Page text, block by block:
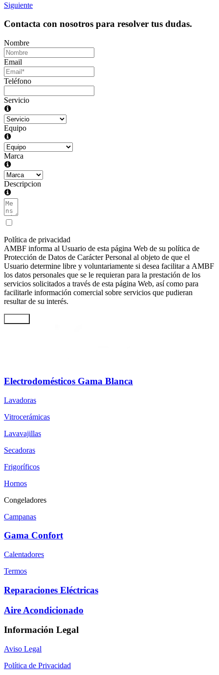
Siguiente
Contacta con nosotros para resolver tus dudas.
Nombre
Email
Teléfono
Servicio
Equipo
Marca
Descripcion
Política de privacidad
AMBF informa al Usuario de esta página Web de su política de
Protección de Datos de Carácter Personal al objeto de que el
Usuario determine libre y voluntariamente si desea facilitar a AMBF
los datos personales que se le requieran para la prestación de los
servicios solicitados a través de esta página Web, así como para
facilitarle información comercial sobre servicios que pudieran
resultar de su interés.
Electrodomésticos Gama Blanca
Lavadoras
Vitrocerámicas
Lavavajillas
Secadoras
Frigoríficos
Hornos
Congeladores
Campanas
Gama Confort
Calentadores
Termos
Reparaciones Eléctricas
Aire Acondicionado
Información Legal
Aviso Legal
Política de Privacidad